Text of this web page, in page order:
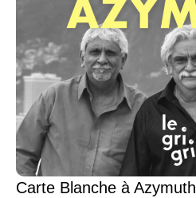
Carte Blanche à Azymuth